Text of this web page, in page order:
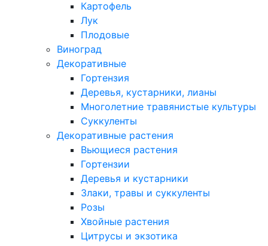
Картофель
Лук
Плодовые
Виноград
Декоративные
Гортензия
Деревья, кустарники, лианы
Многолетние травянистые культуры
Суккуленты
Декоративные растения
Вьющиеся растения
Гортензии
Деревья и кустарники
Злаки, травы и суккуленты
Розы
Хвойные растения
Цитрусы и экзотика